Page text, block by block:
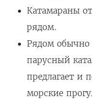
Катамараны
рядом.
Рядом
парусный
предлагает и
морские